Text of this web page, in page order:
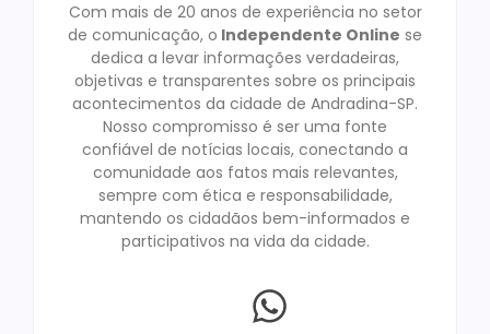
Com mais de 20 anos de experiência no setor
de comunicação, o Independente Online se
dedica a levar informações verdadeiras,
objetivas e transparentes sobre os principais
acontecimentos da cidade de Andradina-SP.
Nosso compromisso é ser uma fonte
confiável de notícias locais, conectando a
comunidade aos fatos mais relevantes,
sempre com ética e responsabilidade,
mantendo os cidadãos bem-informados e
participativos na vida da cidade.